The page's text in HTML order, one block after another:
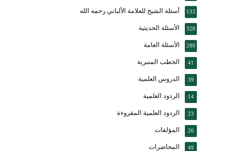
أسئلة الشيخ للعلامة الألباني رحمه الله 133
الأسئلة الحديثية 328
الأسئلة العامة 280
الخطب المنبرية 41
الدروس العلمية 39
الردود العلمية 14
الردود العلمية المقروءة 23
المؤلفات 26
المحاضرات 49